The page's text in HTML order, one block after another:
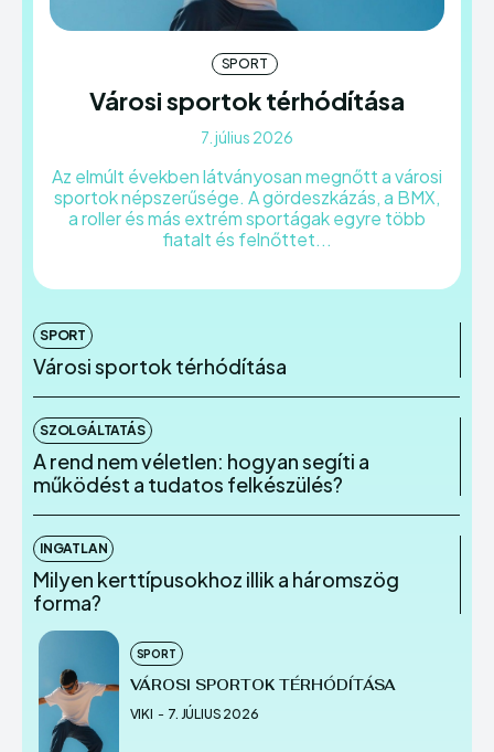
SPORT
Városi sportok térhódítása
7. július 2026
Az elmúlt években látványosan megnőtt a városi
sportok népszerűsége. A gördeszkázás, a BMX,
a roller és más extrém sportágak egyre több
fiatalt és felnőttet...
SPORT
Városi sportok térhódítása
SZOLGÁLTATÁS
A rend nem véletlen: hogyan segíti a
működést a tudatos felkészülés?
INGATLAN
Milyen kerttípusokhoz illik a háromszög
forma?
SPORT
VÁROSI SPORTOK TÉRHÓDÍTÁSA
VIKI - 7. JÚLIUS 2026